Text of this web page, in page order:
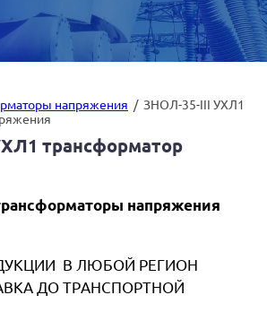
напряжения / ЗНОЛ-35-III УХЛ1
трансформатор
напряжения
В ЛЮБОЙ РЕГИОН
ДО ТРАНСПОРТНОЙ